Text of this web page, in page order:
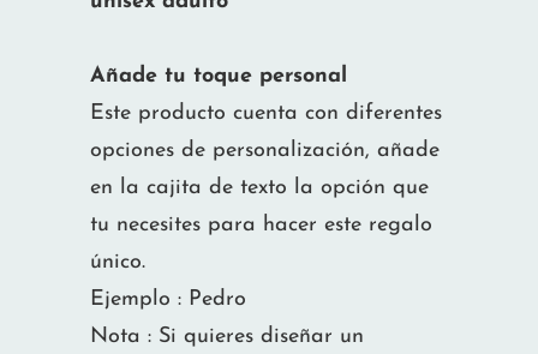
Añade tu toque personal
Este producto cuenta con diferentes
opciones de personalización, añade
en la cajita de texto la opción que
tu necesites para hacer este regalo
único.
Ejemplo : Pedro
Nota : Si quieres diseñar un